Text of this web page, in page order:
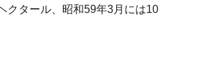
クタール、昭和59年3月には10